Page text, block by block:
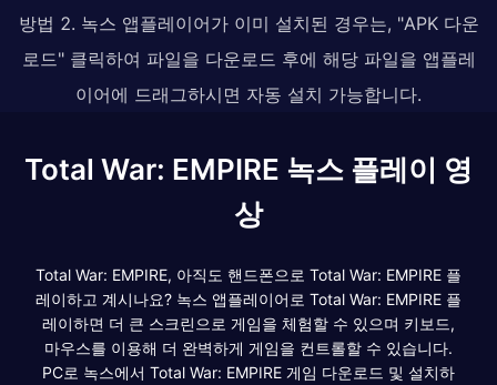
방법 2. 녹스 앱플레이어가 이미 설치된 경우는, "APK 다운
로드" 클릭하여 파일을 다운로드 후에 해당 파일을 앱플레
이어에 드래그하시면 자동 설치 가능합니다.
Total War: EMPIRE 녹스 플레이 영
상
Total War: EMPIRE, 아직도 핸드폰으로 Total War: EMPIRE 플
레이하고 계시나요? 녹스 앱플레이어로 Total War: EMPIRE 플
레이하면 더 큰 스크린으로 게임을 체험할 수 있으며 키보드,
마우스를 이용해 더 완벽하게 게임을 컨트롤할 수 있습니다.
PC로 녹스에서 Total War: EMPIRE 게임 다운로드 및 설치하